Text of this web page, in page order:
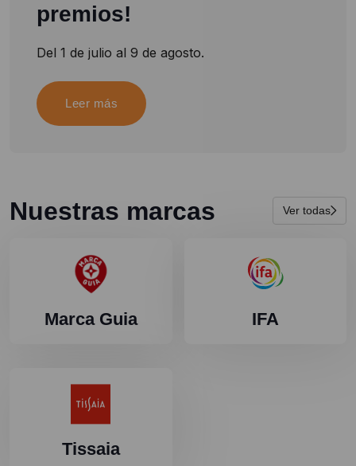
premios!
Del 1 de julio al 9 de agosto.
Leer más
Nuestras marcas Ver todas
Marca Guia IFA
Tissaia